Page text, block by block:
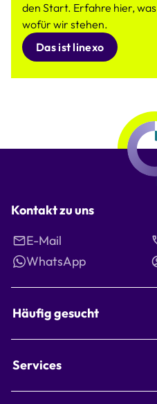
den Start. Erfahre hier,
wofür wir stehen.
Das ist linexo
Kontakt zu uns
E-Mail
WhatsApp
Häufig gesucht
Services